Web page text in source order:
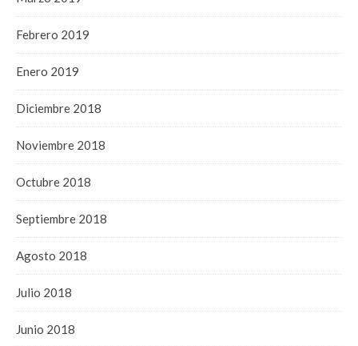
Febrero 2019
Enero 2019
Diciembre 2018
Noviembre 2018
Octubre 2018
Septiembre 2018
Agosto 2018
Julio 2018
Junio 2018